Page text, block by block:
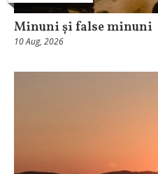
Minuni și false minuni
10 Aug, 2026